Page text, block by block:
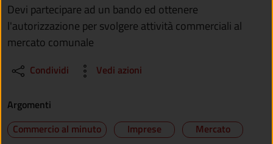
Devi partecipare ad un bando ed ottenere
l'autorizzazione per svolgere attività commerciali al
mercato comunale
Condividi Vedi azioni
Argomenti
Commercio al minuto
Imprese
Mercato